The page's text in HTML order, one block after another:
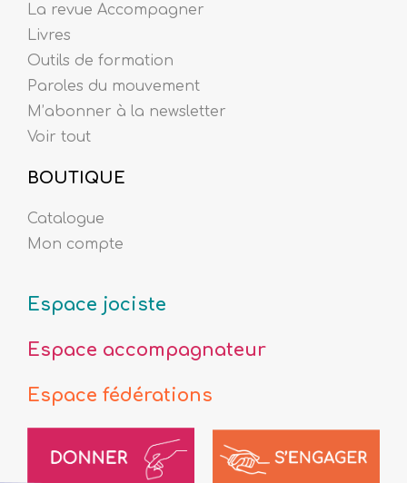
La revue Accompagner
Livres
Outils de formation
Paroles du mouvement
M’abonner à la newsletter
Voir tout
BOUTIQUE
Catalogue
Mon compte
Espace jociste
Espace accompagnateur
Espace fédérations